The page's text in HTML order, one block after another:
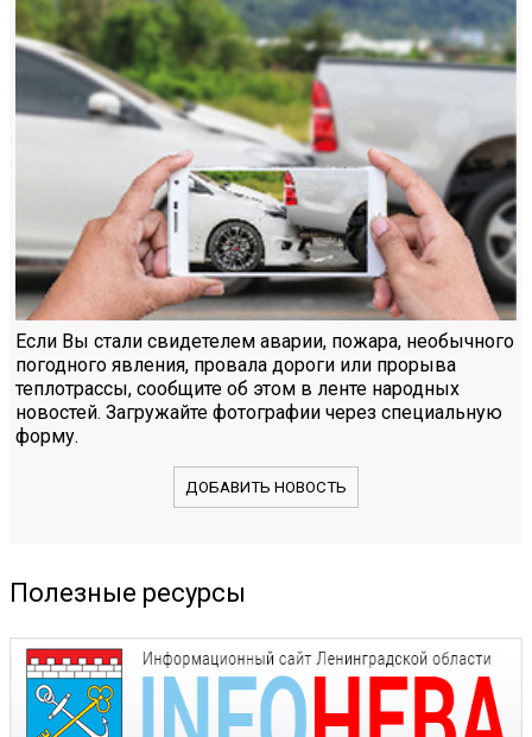
Если Вы стали свидетелем аварии, пожара, необычного
погодного явления, провала дороги или прорыва
теплотрассы, сообщите об этом в ленте народных
новостей. Загружайте фотографии через специальную
форму.
ДОБАВИТЬ НОВОСТЬ
Полезные ресурсы